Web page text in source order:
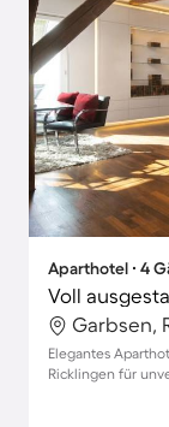
Aparthotel ∙ 4
Garbsen,
Elegantes
Ricklingen für